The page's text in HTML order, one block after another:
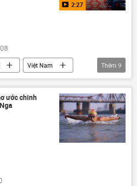
2:27
Việt Nam
quyên góp
tai kinh hoàng ở Việt Nam
Thêm 9
ước chinh